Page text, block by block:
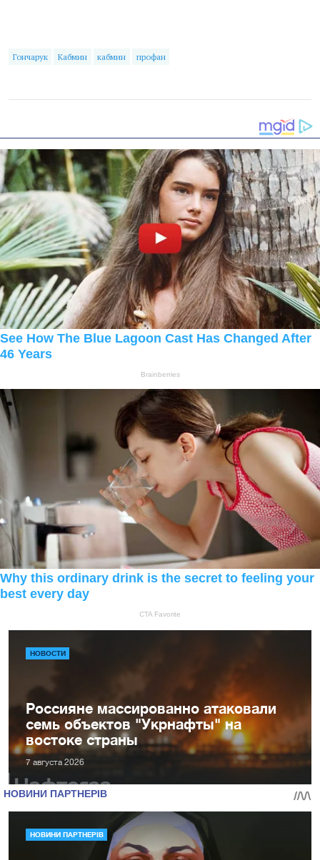
Гончарук Кабмин кабмин профан
НОВОСТИ
Россияне массированно атаковали
семь объектов "Укрнафты" на
востоке страны
7 августа 2026